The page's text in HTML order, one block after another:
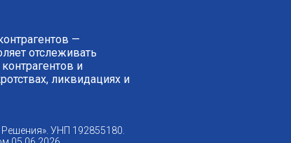
—
отслеживать
и
ликвидациях и
УНП 192855180.